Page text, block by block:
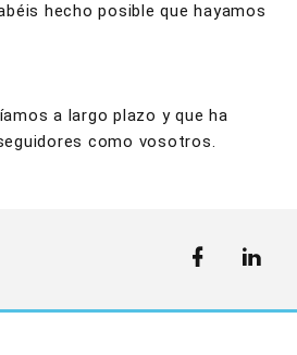
hecho posible que hayamos
a largo plazo y que ha
como vosotros.